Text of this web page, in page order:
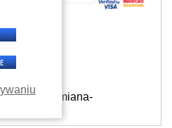
- Wymiana-